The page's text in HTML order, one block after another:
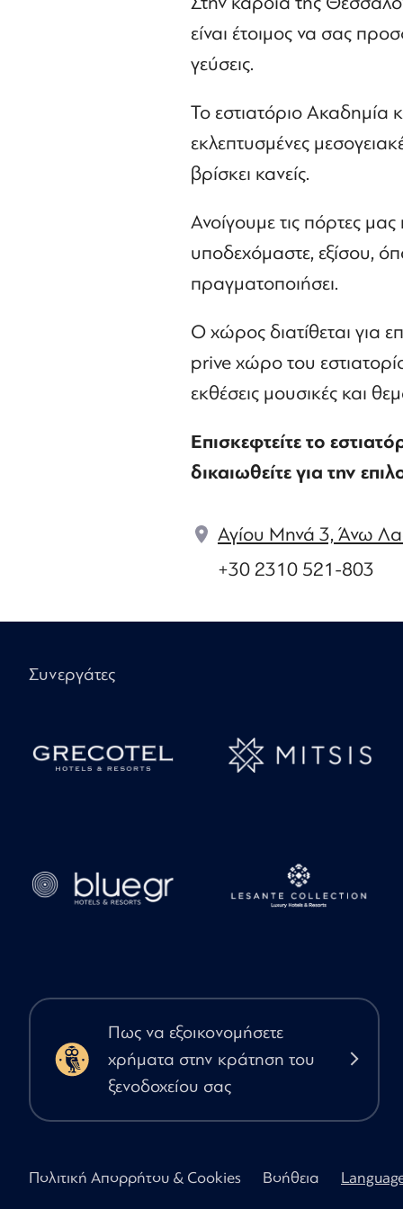
είναι έτοιμος να σας
γεύσεις.
Το εστιατόριο Ακαδημία
εκλεπτυσμένες
βρίσκει κανείς.
Ανοίγουμε τις πόρτες
υποδεχόμαστε, εξίσου,
πραγματοποιήσει.
Ο χώρος διατίθεται για
prive χώρο του
εκθέσεις μουσικές και
Επισκεφτείτε το
δικαιωθείτε για την
Αγίου Μηνά 3, Άνω
+30 2310 521-803
Συνεργάτες
Πως να εξοικονομήσετε
χρήματα στην κράτηση του
ξενοδοχείου σας
Πολιτική Απορρήτου & Cookies Βοήθεια